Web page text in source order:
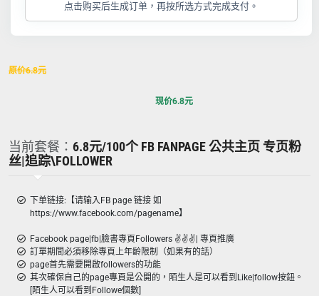
点击购买后生成订单，再按所选方式完成支付。
原价6.8元
现价6.8元
当前套餐： 6.8元/100个 FB FANPAGE 公共主页 专页粉
丝|追踪\FOLLOWER
下单链接:【请输入FB page 链接 如
https://www.facebook.com/pagename】
Facebook page|fb|臉書專頁Followers ✌️✌️✌️| 專頁推廣
訂單期間必須移除專頁上年齡限制（如果有的話）
page首先需要開啟followers的功能
其次確保自己的page專頁是公開的，陌生人是可以看到Like|follow按鈕。
[陌生人可以看到Followe個數]